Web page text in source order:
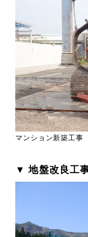
マンション新築工事
▼ 地盤改良工